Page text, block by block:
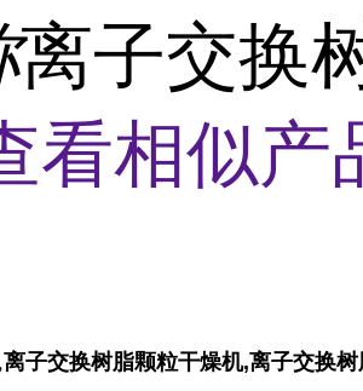
离子交换
看相似
离子交换树脂颗粒干燥机,离子交换